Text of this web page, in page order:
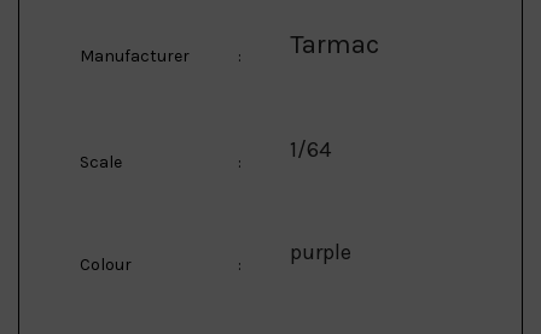
Manufacturer : Tarmac
Scale : 1/64
Colour : purple